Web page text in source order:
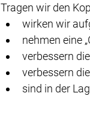
Tragen wir den
wirken wir
nehmen eine
verbessern
verbessern
sind in der